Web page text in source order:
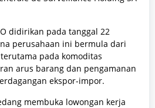
didirikan pada tanggal 22
perusahaan ini bermula dari
pada komoditas
arus barang dan pengamanan
ekspor-impor.
membuka lowongan kerja